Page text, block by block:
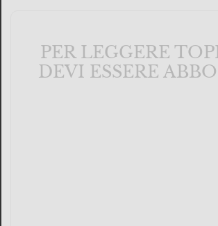
PER LEGGERE
DEVI ESSERE